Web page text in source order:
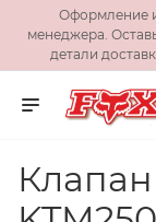
Оформление
менеджера.
детали